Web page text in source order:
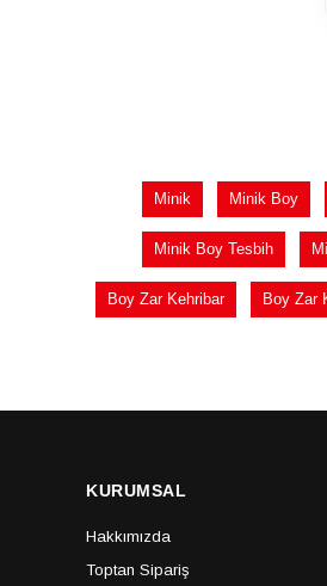
Minik Minik Boy
Minik Boy Tesbih
Boy Zar Kehribar Boy Zar
KURUMSAL
Hakkımızda
Toptan Sipariş